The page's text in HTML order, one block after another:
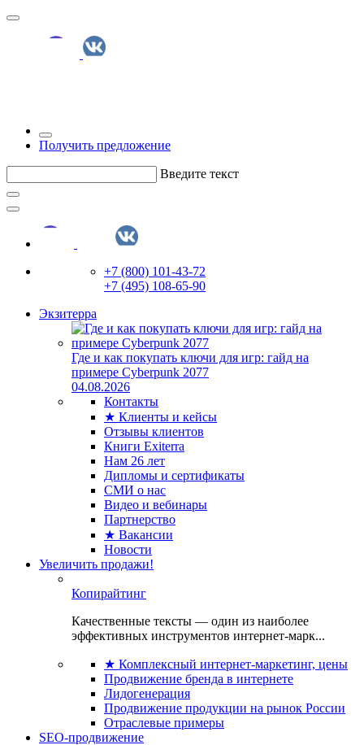
Получить предложение
Введите текст
+7 (800) 101-43-72
+7 (495) 108-65-90
Экзитерра
Где и как покупать ключи для игр: гайд на
примере Cyberpunk 2077
04.08.2026
Контакты
★ Клиенты и кейсы
Отзывы клиентов
Книги Exiterra
Нам 26 лет
Дипломы и сертификаты
СМИ о нас
Видео и вебинары
Партнерство
★ Вакансии
Новости
Увеличить продажи!
Копирайтинг
Качественные тексты — один из наиболее
эффективных инструментов интернет-марк...
★ Комплексный интернет-маркетинг, цены
Продвижение бренда в интернете
Лидогенерация
Продвижение продукции на рынок России
Отраслевые примеры
SEO-продвижение